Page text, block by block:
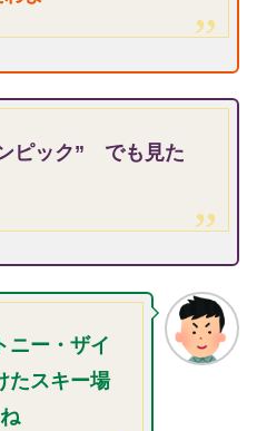
ピック” でも見た
ー・ザイ
スキー場